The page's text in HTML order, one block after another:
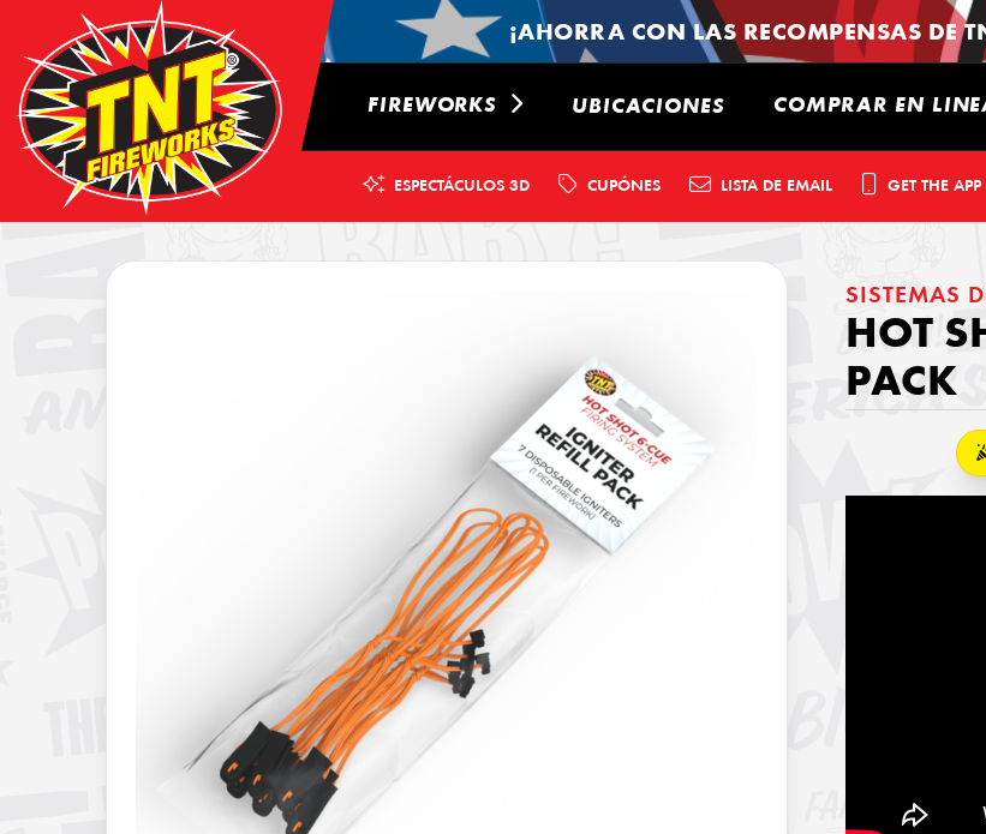
¡AHORRA CON LAS RECOMPENSAS DE
FIREWORKS UBICACIONES COMPRAR EN
ESPECTÁCULOS 3D CUPÓNES LISTA DE EMAIL GET THE APP
SISTEMAS
HOT
PACK